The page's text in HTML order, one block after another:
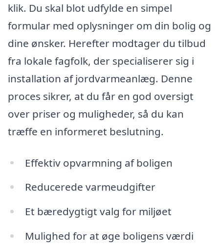
klik. Du skal blot udfylde en simpel
formular med oplysninger om din bolig og
dine ønsker. Herefter modtager du tilbud
fra lokale fagfolk, der specialiserer sig i
installation af jordvarmeanlæg. Denne
proces sikrer, at du får en god oversigt
over priser og muligheder, så du kan
træffe en informeret beslutning.
Effektiv opvarmning af boligen
Reducerede varmeudgifter
Et bæredygtigt valg for miljøet
Mulighed for at øge boligens værdi